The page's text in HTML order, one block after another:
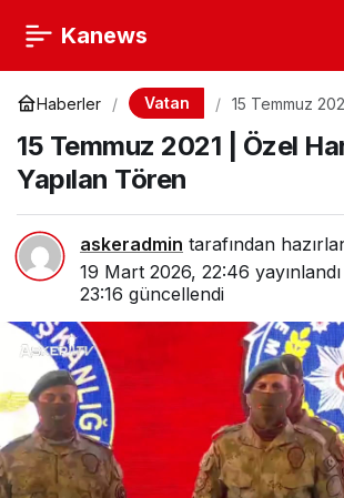
Kanews
Haberler Vatan
15 Temmuz
15 Temmuz 2021 | Özel
Yapılan Tören
askeradmin tarafından
19 Mart 2026, 22:46 yayınlandı
23:16 güncellendi